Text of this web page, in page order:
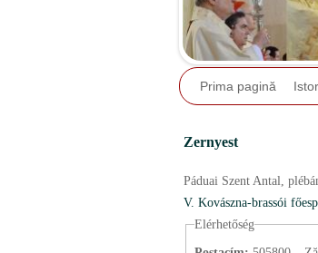
Prima pagină
Zernyest
Páduai Szent Antal,
V. Kovászna-brassói
Elérhetőség